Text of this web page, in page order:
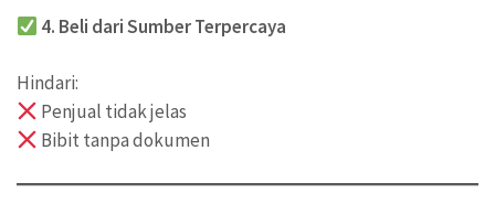
4. Beli dari Sumber Terpercaya
Hindari:
Penjual tidak jelas
Bibit tanpa dokumen